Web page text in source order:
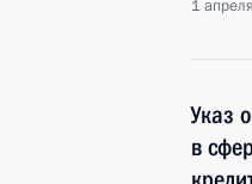
1
Указ
в